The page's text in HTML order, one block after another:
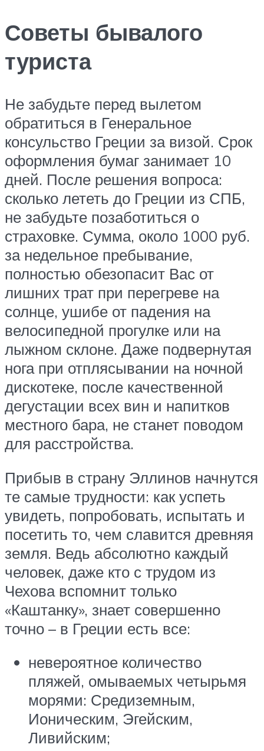
Советы бывалого
туриста
Не забудьте перед вылетом
обратиться в Генеральное
консульство Греции за визой. Срок
оформления бумаг занимает 10
дней. После решения вопроса:
сколько лететь до Греции из СПБ,
не забудьте позаботиться о
страховке. Сумма, около 1000 руб.
за недельное пребывание,
полностью обезопасит Вас от
лишних трат при перегреве на
солнце, ушибе от падения на
велосипедной прогулке или на
лыжном склоне. Даже подвернутая
нога при отплясывании на ночной
дискотеке, после качественной
дегустации всех вин и напитков
местного бара, не станет поводом
для расстройства.
Прибыв в страну Эллинов начнутся
те самые трудности: как успеть
увидеть, попробовать, испытать и
посетить то, чем славится древняя
земля. Ведь абсолютно каждый
человек, даже кто с трудом из
Чехова вспомнит только
«Каштанку», знает совершенно
точно – в Греции есть все:
невероятное количество
пляжей, омываемых четырьмя
морями: Средиземным,
Ионическим, Эгейским,
Ливийским;